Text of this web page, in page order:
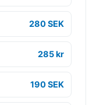
280 SEK
285 kr
190 SEK